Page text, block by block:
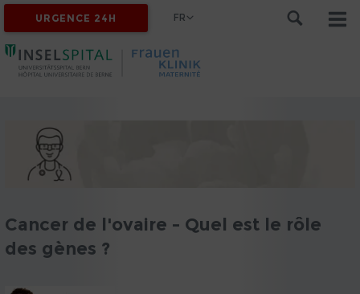
URGENCE 24H FR
Cancer de l'ovaire - Quel est le rôle
des gènes ?